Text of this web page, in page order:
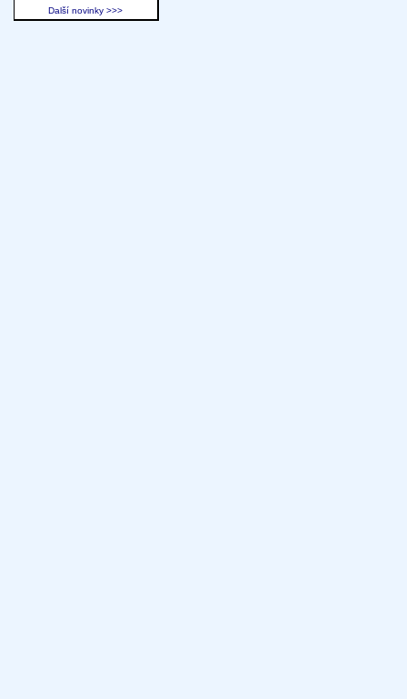
Další novinky >>>